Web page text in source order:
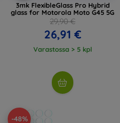
3mk FlexibleGlass Pro Hybrid
glass for Motorola Moto G45 5G
29,90 €
26,91 €
Varastossa > 5 kpl
-48%